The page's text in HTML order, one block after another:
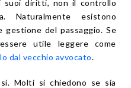
suoi diritti, non il controllo
Naturalmente esistono
del passaggio. Se
utile leggere come
dal vecchio avvocato.
Molti si chiedono se sia